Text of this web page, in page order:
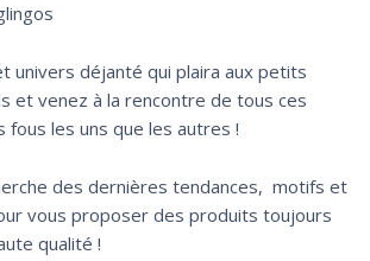
univers déjanté qui plaira aux petits
et venez à la rencontre de tous ces
fous les uns que les autres !
des dernières tendances, motifs et
vous proposer des produits toujours
qualité !